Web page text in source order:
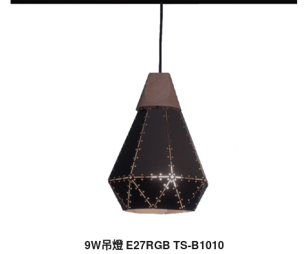
9W吊燈 E27RGB TS-B1010